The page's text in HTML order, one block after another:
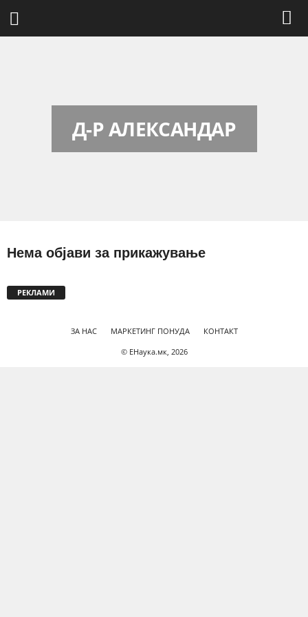
Д-Р АЛЕКСАНДАР
Нема објави за прикажување
РЕКЛАМИ
ЗА НАС МАРКЕТИНГ ПОНУДА
КОНТАКТ
© ЕНаука.мк, 2026